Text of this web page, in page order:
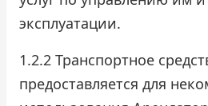
эксплуатации.
1.2.2 Транспортное
предоставляется для